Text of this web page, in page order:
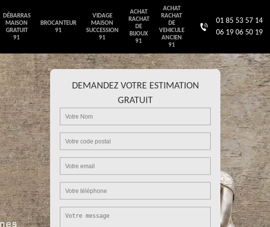
DÉBARRAS
MAISON
GRATUIT
91
BROCANTEUR
91
VIDAGE
MAISON
SUCCESSION
91
ACHAT
RACHAT
DE
BIJOUX
91
ACHAT
RACHAT
DE
VEHICULE
ANCIEN
91
01 85 53 57 14
06 19 06 50 19
DEMANDEZ VOTRE ESTIMATION
GRATUIT